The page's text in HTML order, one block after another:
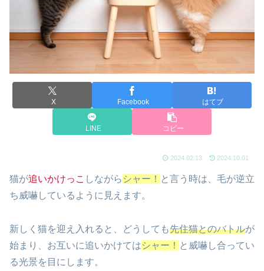
X Facebook はてブ
LINE コピー
2024.02.13 2024.10.01
猫が追いかけっこ しながら シャー！ と言う時は、毛が逆立
ち威嚇しているように見えます。
新しく猫を迎え入れると、どうしても先住猫とのバトルが
始まり、お互いに追いかけてはシャー！ と威嚇し合ってい
る光景を目にします。